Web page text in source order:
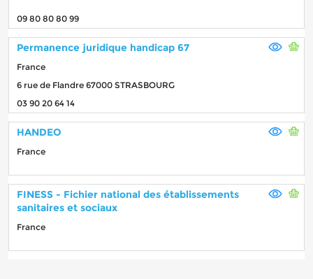
09 80 80 80 99
Permanence juridique handicap 67
France
6 rue de Flandre 67000 STRASBOURG
03 90 20 64 14
HANDEO
France
FINESS - Fichier national des établissements
sanitaires et sociaux
France